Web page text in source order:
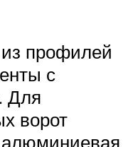
профилей
с
Для
ворот
алюминиевая